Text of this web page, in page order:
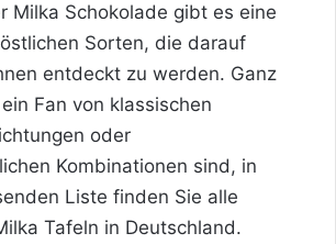
Milka Schokolade gibt es eine
Sorten, die darauf
entdeckt zu werden. Ganz
Fan von klassischen
oder
Kombinationen sind, in
Liste finden Sie alle
Tafeln in Deutschland.